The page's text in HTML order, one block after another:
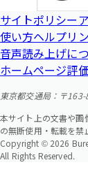
サイトポリシー
使い方ヘルプリ
音声読み上げに
ホームページ評
東京都交通局：〒
本サイト上の文書や画
の無断使用・転載を禁
Copyright © 2026
All Rights Reserved.